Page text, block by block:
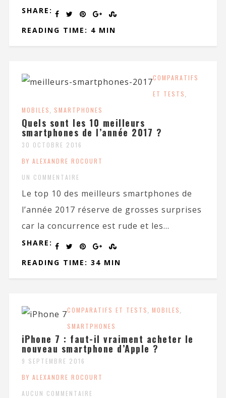
SHARE:
READING TIME: 4 MIN
COMPARATIFS
ET TESTS,
MOBILES, SMARTPHONES
Quels sont les 10 meilleurs
smartphones de l’année 2017 ?
30 OCTOBRE 2016
BY ALEXANDRE ROCOURT
UN COMMENTAIRE
Le top 10 des meilleurs smartphones de
l’année 2017 réserve de grosses surprises
car la concurrence est rude et les...
SHARE:
READING TIME: 34 MIN
COMPARATIFS ET TESTS, MOBILES,
SMARTPHONES
iPhone 7 : faut-il vraiment acheter le
nouveau smartphone d’Apple ?
9 SEPTEMBRE 2016
BY ALEXANDRE ROCOURT
AUCUN COMMENTAIRE